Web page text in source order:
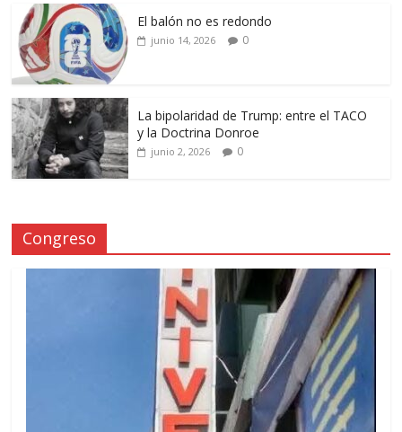
El balón no es redondo
junio 14, 2026 0
La bipolaridad de Trump: entre el TACO
y la Doctrina Donroe
junio 2, 2026 0
Congreso